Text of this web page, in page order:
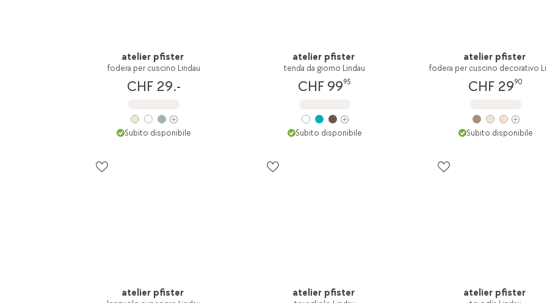
atelier pfister
fodera per cuscino Lindau
CHF 29.-
Subito disponibile
atelier pfister
tenda da giorno Lindau
CHF 9995
Subito disponibile
atelier pfister
CHF 2990
Subito disponibile
atelier pfister atelier pfister atelier pfister